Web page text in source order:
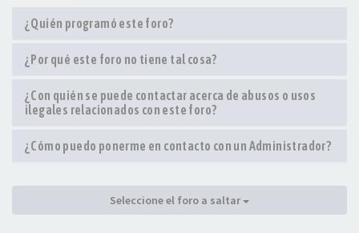
¿Quién programó este foro?
¿Por qué este foro no tiene tal cosa?
¿Con quién se puede contactar acerca de abusos o usos
ilegales relacionados con este foro?
¿Cómo puedo ponerme en contacto con un Administrador?
Seleccione el foro a saltar